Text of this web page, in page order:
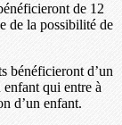
de 12
de la possibilité de
bénéficieront d’un
qui entre à
d’un enfant.